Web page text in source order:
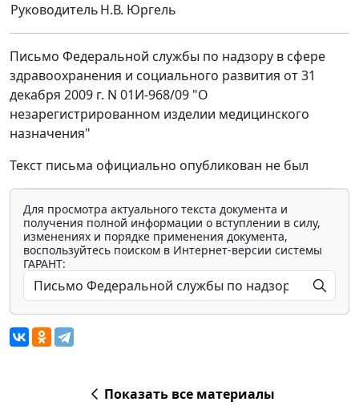
РуководительН.В. Юргель
Письмо Федеральной службы по надзору в сфере
здравоохранения и социального развития от 31
декабря 2009 г. N 01И-968/09 "О
незарегистрированном изделии медицинского
назначения"
Текст письма официально опубликован не был
Для просмотра актуального текста документа и
получения полной информации о вступлении в силу,
изменениях и порядке применения документа,
воспользуйтесь поиском в Интернет-версии системы
ГАРАНТ:
Показать все материалы